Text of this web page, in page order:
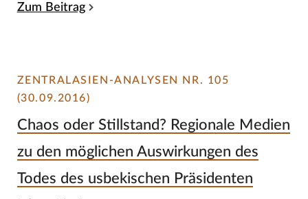
Zum Beitrag
ZENTRALASIEN-ANALYSEN NR. 105
(30.09.2016)
Chaos oder Stillstand? Regionale Medien
zu den möglichen Auswirkungen des
Todes des usbekischen Präsidenten